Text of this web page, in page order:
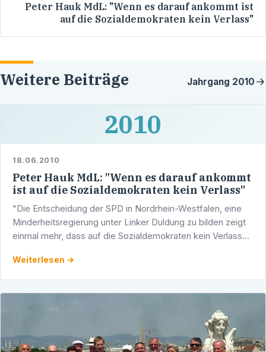
Peter Hauk MdL: "Wenn es darauf ankommt ist
auf die Sozialdemokraten kein Verlass"
Weitere Beiträge Jahrgang 2010
2010
18.06.2010
Peter Hauk MdL: "Wenn es darauf ankommt
ist auf die Sozialdemokraten kein Verlass"
"Die Entscheidung der SPD in Nordrhein-Westfalen, eine
Minderheitsregierung unter Linker Duldung zu bilden zeigt
einmal mehr, dass auf die Sozialdemokraten kein Verlass
Weiterlesen →